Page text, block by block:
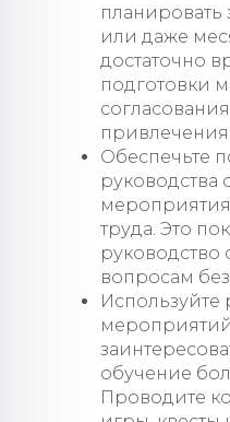
планировать
или даже
достаточно
подготовки
привлечения
Обеспечьте
руководства
труда. Это
руководство
вопросам
обучение
Проводите